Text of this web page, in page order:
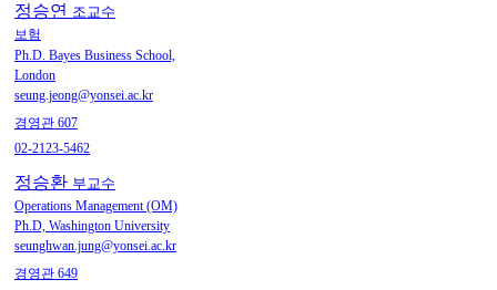
정승연 조교수
보험
Ph.D. Bayes Business School,
London
seung.jeong@yonsei.ac.kr
경영관 607
02-2123-5462
정승환 부교수
Operations Management (OM)
Ph.D, Washington University
seunghwan.jung@yonsei.ac.kr
경영관 649